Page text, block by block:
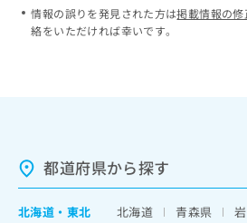
情報の誤りを発見された方は掲載情報の
絡をいただければ幸いです。
都道府県から探す
北海道 ・ 東北 北海道 青森県